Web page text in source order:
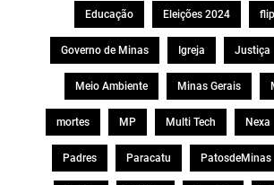
Educação Eleições 2024
Governo de Minas Igreja Justiça
Meio Ambiente Minas Gerais
mortes MP Multi Tech Nexa
Padres Paracatu PatosdeMinas